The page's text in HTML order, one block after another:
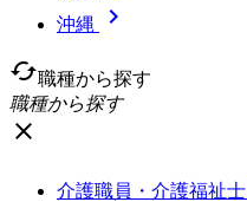
沖縄

cached職種から探す
職種から探す
close
介護職員・介護福祉士